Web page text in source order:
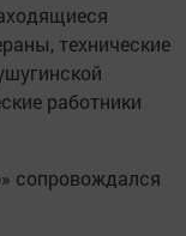
технические
работники
сопровождался